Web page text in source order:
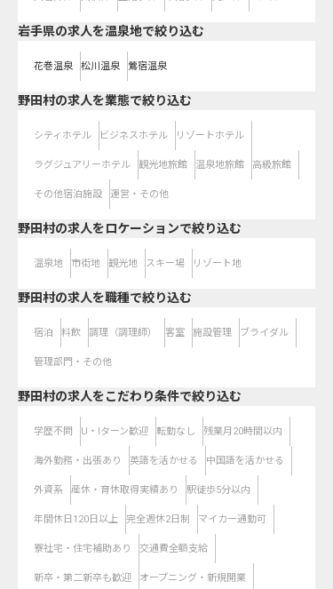
岩手県の求人を温泉地で絞り込む
花巻温泉 松川温泉 鶯宿温泉
野田村の求人を業態で絞り込む
シティホテル ビジネスホテル リゾートホテル
ラグジュアリーホテル 観光地旅館 温泉地旅館 高級旅館
その他宿泊施設 運営・その他
野田村の求人をロケーションで絞り込む
温泉地 市街地 観光地 スキー場 リゾート地
野田村の求人を職種で絞り込む
宿泊 料飲 調理（調理師） 客室 施設管理 ブライダル
管理部門・その他
野田村の求人をこだわり条件で絞り込む
学歴不問 U・Iターン歓迎 転勤なし 残業月20時間以内
海外勤務・出張あり 英語を活かせる 中国語を活かせる
外資系 産休・育休取得実績あり 駅徒歩5分以内
年間休日120日以上 完全週休2日制 マイカー通勤可
寮社宅・住宅補助あり 交通費全額支給
新卒・第二新卒も歓迎 オープニング・新規開業